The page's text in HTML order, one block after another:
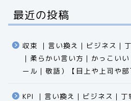
最近の投稿
収束 ｜言い換え｜ビジネス｜
｜柔らかい言い方｜かっこい
ール｜敬語）【目上や上司や部
KPI ｜言い換え｜ビジネス｜丁